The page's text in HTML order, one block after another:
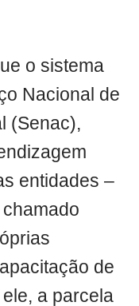
o sistema
Nacional de
(Senac),
entidades –
de
a parcela